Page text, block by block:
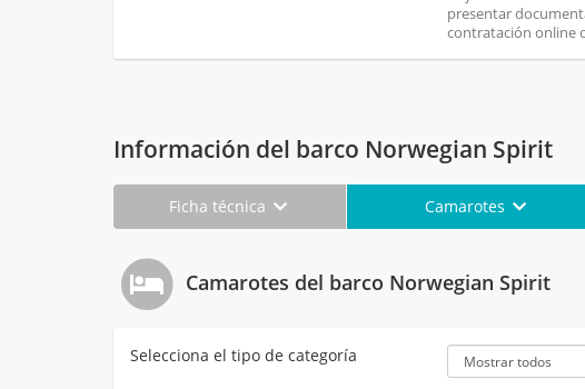
presentar
contratación online
Información del barco Norwegian Spirit
Ficha técnica Camarotes
Camarotes del barco Norwegian Spirit
Selecciona el tipo de categoría